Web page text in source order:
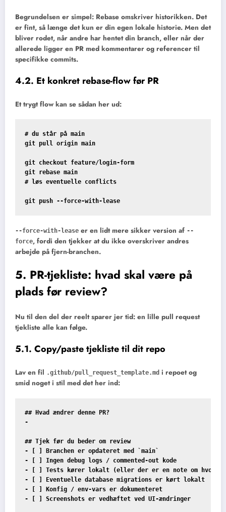
Begrundelsen er simpel: Rebase omskriver historikken. Det
er fint, så længe det kun er din egen lokale historie. Men det
bliver rodet, når andre har hentet din branch, eller når der
allerede ligger en PR med kommentarer og referencer til
specifikke commits.
4.2. Et konkret rebase-flow før PR
Et trygt flow kan se sådan her ud:
# du står på main
git pull origin main
git checkout feature/login-form
git rebase main
# løs eventuelle conflicts
--force-with-lease er en lidt mere sikker version af --
force, fordi den tjekker at du ikke overskriver andres
arbejde på fjern-branchen.
5. PR-tjekliste: hvad skal være på
plads før review?
Nu til den del der reelt sparer jer tid: en lille pull request
tjekliste alle kan følge.
5.1. Copy/paste tjekliste til dit repo
Lav en fil .github/pull_request_template.md i repoet og
smid noget i stil med det her ind:
## Hvad ændrer denne PR?
-
## Tjek før du beder om review
- [ ] Branchen er opdateret med `main`
- [ ] Ingen debug logs / commented-out kode
- [ ] Tests kører lokalt (eller der er en note om
- [ ] Eventuelle database migrations er kørt lokalt
- [ ] Konfig / env-vars er dokumenteret
- [ ] Screenshots er vedhæftet ved UI-ændringer